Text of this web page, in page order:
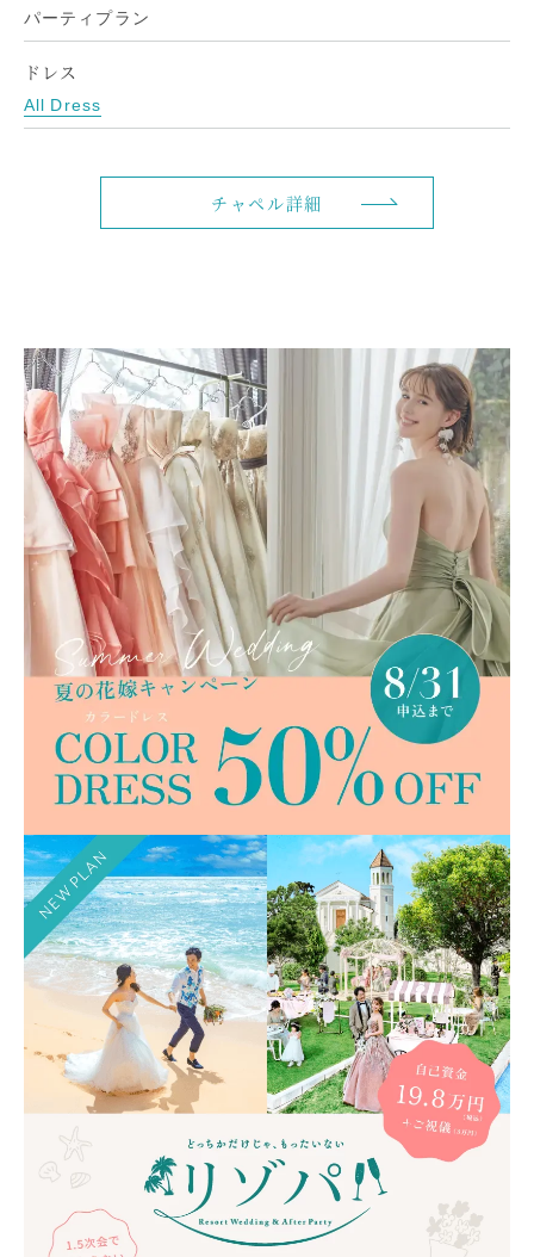
パーティプラン
ドレス
All Dress
チャペル詳細